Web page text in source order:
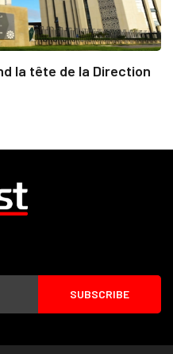
la tête de la Direction